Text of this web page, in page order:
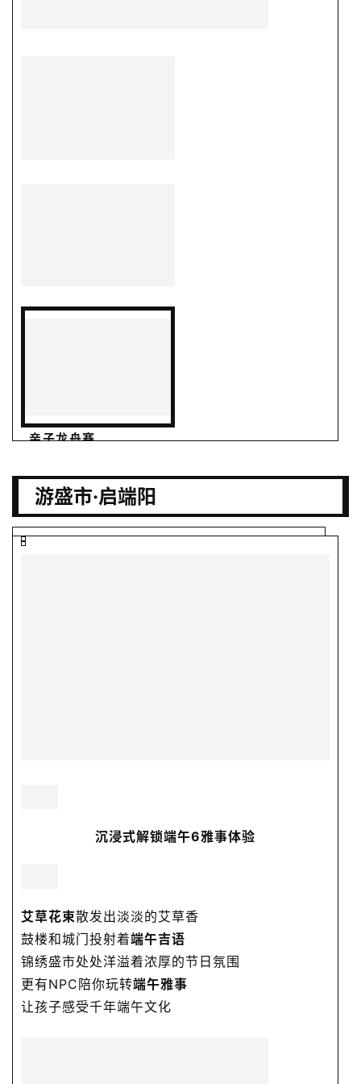
亲子活动
读书讲座
亲子龙舟赛
游盛市·启端阳
沉浸式解锁端午6雅事体验
艾草花束散发出淡淡的艾草香
鼓楼和城门投射着端午吉语
锦绣盛市处处洋溢着浓厚的节日氛围
更有NPC陪你玩转端午雅事
让孩子感受千年端午文化